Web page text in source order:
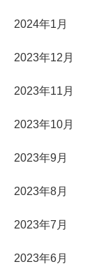
2024年1月
2023年12月
2023年11月
2023年10月
2023年9月
2023年8月
2023年7月
2023年6月